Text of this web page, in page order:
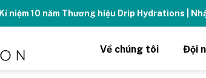
Kỉ niệm 10 năm Thương hiệu Drip Hydrations |
Về chúng tôi Đội